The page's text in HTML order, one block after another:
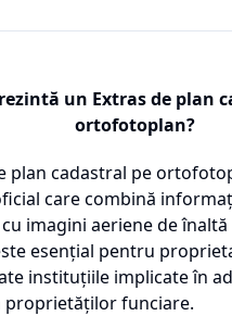
un Extras de plan
ortofotoplan?
plan cadastral pe
care combină
imagini aeriene de
esențial pentru
instituțiile implicate în
proprietăților funciare.